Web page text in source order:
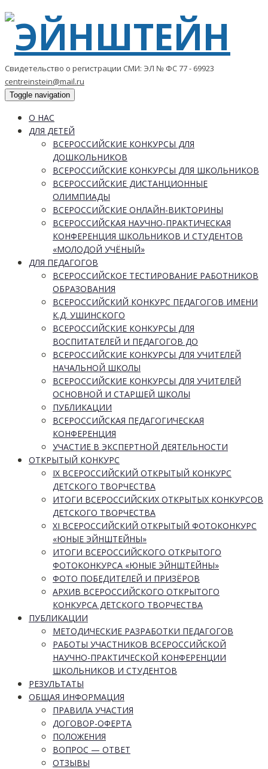
Свидетельство о регистрации СМИ: ЭЛ № ФС 77 - 69923
centreinstein@mail.ru
Toggle navigation
О НАС
ДЛЯ ДЕТЕЙ
ВСЕРОССИЙСКИЕ КОНКУРСЫ ДЛЯ
ДОШКОЛЬНИКОВ
ВСЕРОССИЙСКИЕ КОНКУРСЫ ДЛЯ ШКОЛЬНИКОВ
ВСЕРОССИЙСКИЕ ДИСТАНЦИОННЫЕ
ОЛИМПИАДЫ
ВСЕРОССИЙСКИЕ ОНЛАЙН-ВИКТОРИНЫ
ВСЕРОССИЙСКАЯ НАУЧНО-ПРАКТИЧЕСКАЯ
КОНФЕРЕНЦИЯ ШКОЛЬНИКОВ И СТУДЕНТОВ
«МОЛОДОЙ УЧЁНЫЙ»
ДЛЯ ПЕДАГОГОВ
ВСЕРОССИЙСКОЕ ТЕСТИРОВАНИЕ РАБОТНИКОВ
ОБРАЗОВАНИЯ
ВСЕРОССИЙСКИЙ КОНКУРС ПЕДАГОГОВ ИМЕНИ
К.Д. УШИНСКОГО
ВСЕРОССИЙСКИЕ КОНКУРСЫ ДЛЯ
ВОСПИТАТЕЛЕЙ И ПЕДАГОГОВ ДО
ВСЕРОССИЙСКИЕ КОНКУРСЫ ДЛЯ УЧИТЕЛЕЙ
НАЧАЛЬНОЙ ШКОЛЫ
ВСЕРОССИЙСКИЕ КОНКУРСЫ ДЛЯ УЧИТЕЛЕЙ
ОСНОВНОЙ И СТАРШЕЙ ШКОЛЫ
ПУБЛИКАЦИИ
ВСЕРОССИЙСКАЯ ПЕДАГОГИЧЕСКАЯ
КОНФЕРЕНЦИЯ
УЧАСТИЕ В ЭКСПЕРТНОЙ ДЕЯТЕЛЬНОСТИ
ОТКРЫТЫЙ КОНКУРС
IX ВСЕРОССИЙСКИЙ ОТКРЫТЫЙ КОНКУРС
ДЕТСКОГО ТВОРЧЕСТВА
ИТОГИ ВСЕРОССИЙСКИХ ОТКРЫТЫХ КОНКУРСОВ
ДЕТСКОГО ТВОРЧЕСТВА
XI ВСЕРОССИЙСКИЙ ОТКРЫТЫЙ ФОТОКОНКУРС
«ЮНЫЕ ЭЙНШТЕЙНЫ»
ИТОГИ ВСЕРОССИЙСКОГО ОТКРЫТОГО
ФОТОКОНКУРСА «ЮНЫЕ ЭЙНШТЕЙНЫ»
ФОТО ПОБЕДИТЕЛЕЙ И ПРИЗЁРОВ
АРХИВ ВСЕРОССИЙСКОГО ОТКРЫТОГО
КОНКУРСА ДЕТСКОГО ТВОРЧЕСТВА
ПУБЛИКАЦИИ
МЕТОДИЧЕСКИЕ РАЗРАБОТКИ ПЕДАГОГОВ
РАБОТЫ УЧАСТНИКОВ ВСЕРОССИЙСКОЙ
НАУЧНО-ПРАКТИЧЕСКОЙ КОНФЕРЕНЦИИ
ШКОЛЬНИКОВ И СТУДЕНТОВ
РЕЗУЛЬТАТЫ
ОБЩАЯ ИНФОРМАЦИЯ
ПРАВИЛА УЧАСТИЯ
ДОГОВОР-ОФЕРТА
ПОЛОЖЕНИЯ
ВОПРОС — ОТВЕТ
ОТЗЫВЫ